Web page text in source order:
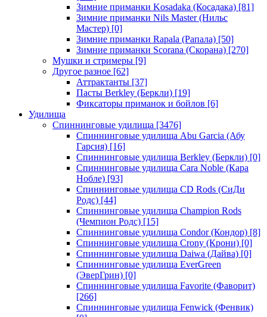
Зимние приманки Kosadaka (Косадака) [81]
Зимние приманки Nils Master (Нильс
Мастер) [0]
Зимние приманки Rapala (Рапала) [50]
Зимние приманки Scorana (Скорана) [270]
Мушки и стримеры [9]
Другое разное [62]
Аттрактанты [37]
Пасты Berkley (Беркли) [19]
Фиксаторы приманок и бойлов [6]
Удилища
Спиннинговые удилища [3476]
Спиннинговые удилища Abu Garcia (Абу
Гарсия) [16]
Спиннинговые удилища Berkley (Беркли) [0]
Спиннинговые удилища Cara Noble (Кара
Нобле) [93]
Спиннинговые удилища CD Rods (СиДи
Родс) [44]
Спиннинговые удилища Champion Rods
(Чемпион Родс) [15]
Спиннинговые удилища Condor (Кондор) [8]
Спиннинговые удилища Crony (Крони) [0]
Спиннинговые удилища Daiwa (Дайва) [0]
Спиннинговые удилища EverGreen
(ЭверГрин) [0]
Спиннинговые удилища Favorite (Фаворит)
[266]
Спиннинговые удилища Fenwick (Фенвик)